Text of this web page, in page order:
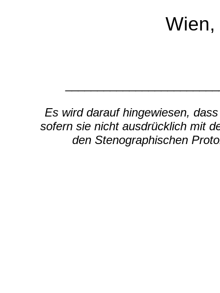
Wien,
Es wird darauf hingewiesen,
sofern sie nicht ausdrücklich mit
den Stenographischen